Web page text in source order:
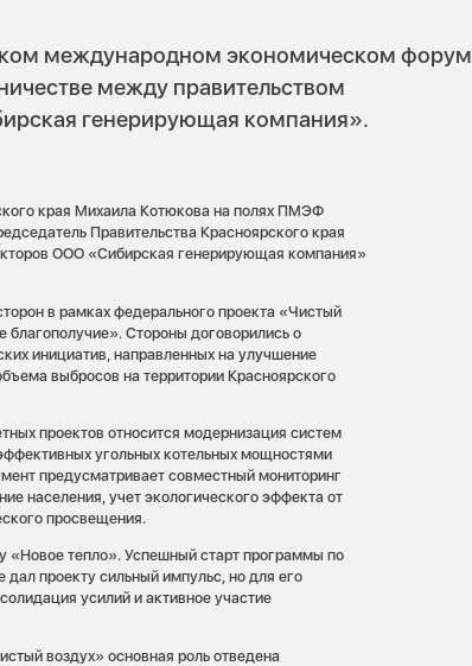
международном экономическом
между правительством
генерирующая компания».
края Михаила Котюкова на полях ПМЭФ
Правительства Красноярского края
ООО «Сибирская генерирующая компания»
в рамках федерального проекта «Чистый
благополучие». Стороны договорились о
инициатив, направленных на улучшение
выбросов на территории Красноярского
проектов относится модернизация систем
угольных котельных мощностями
предусматривает совместный мониторинг
населения, учет экологического эффекта от
просвещения.
«Новое тепло». Успешный старт программы по
дал проекту сильный импульс, но для его
усилий и активное участие
воздух» основная роль отведена